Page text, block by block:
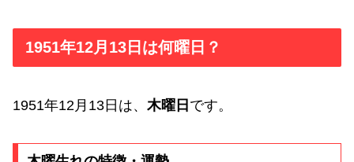
1951年12月13日は何曜日？
1951年12月13日は、 木曜日 です。